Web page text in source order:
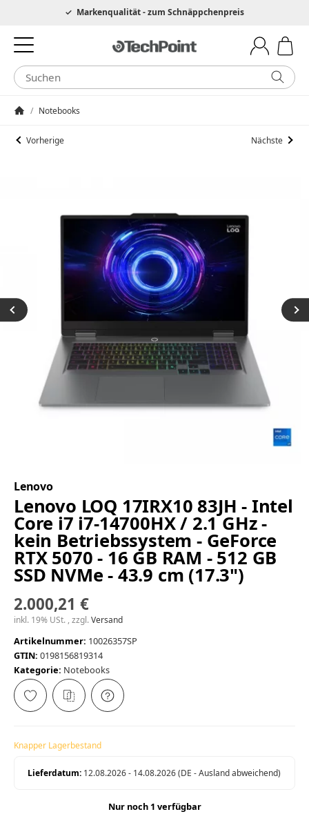
Hotline 0049 6205 3079975Markenqualität - zum Schnäppchenpreis
/ Notebooks
Vorherige Nächste
Lenovo
Lenovo LOQ 17IRX10 83JH - Intel
Core i7 i7-14700HX / 2.1 GHz -
kein Betriebssystem - GeForce
RTX 5070 - 16 GB RAM - 512 GB
SSD NVMe - 43.9 cm (17.3")
2.000,21 €
inkl. 19% USt. , zzgl.Versand
Artikelnummer: 10026357SP
GTIN: 0198156819314
Kategorie: Notebooks
Knapper Lagerbestand
Lieferdatum: 12.08.2026 - 14.08.2026(DE - Ausland abweichend)
Nur noch 1 verfügbar